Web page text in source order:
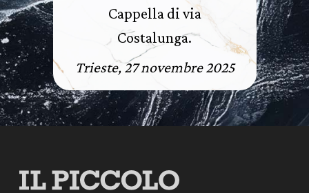
Cappella di via
Costalunga.
Trieste, 27 novembre 2025